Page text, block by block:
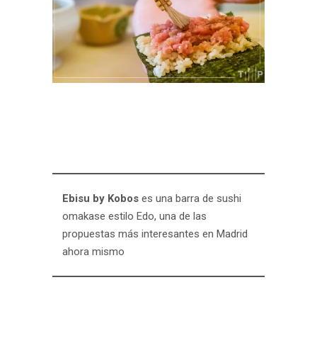
Ebisu by Kobos es una barra de sushi
omakase estilo Edo, una de las
propuestas más interesantes en Madrid
ahora mismo